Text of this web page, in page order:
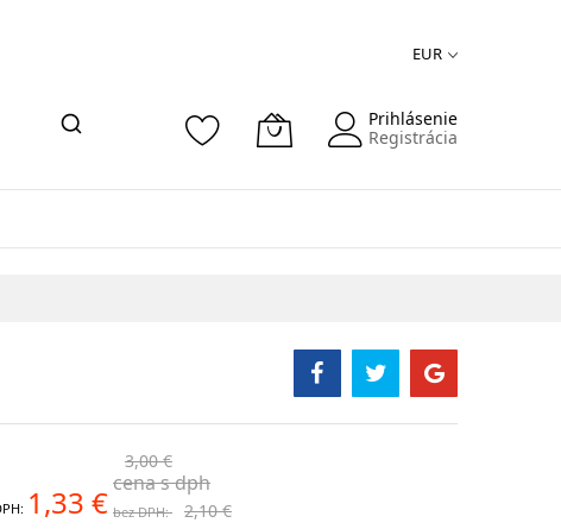
EUR
Prihlásenie
Registrácia
1,33 €
3,00 €
cena s dph
2,10 €